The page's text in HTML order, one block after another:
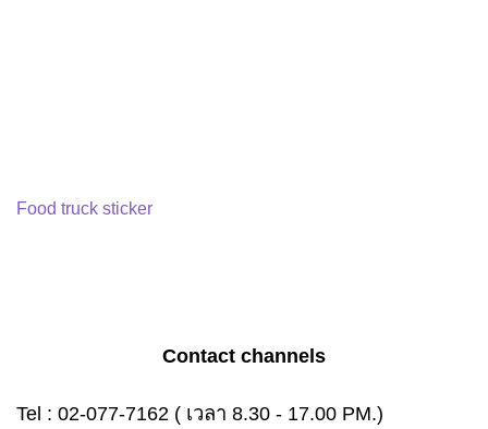
Food truck sticker
Contact channels
Tel : 02-077-7162 ( เวลา 8.30 - 17.00 PM.)